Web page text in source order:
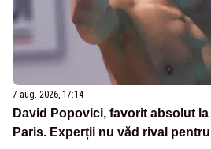
7 aug. 2026, 17:14
David Popovici, favorit absolut
Paris. Experții nu văd rival